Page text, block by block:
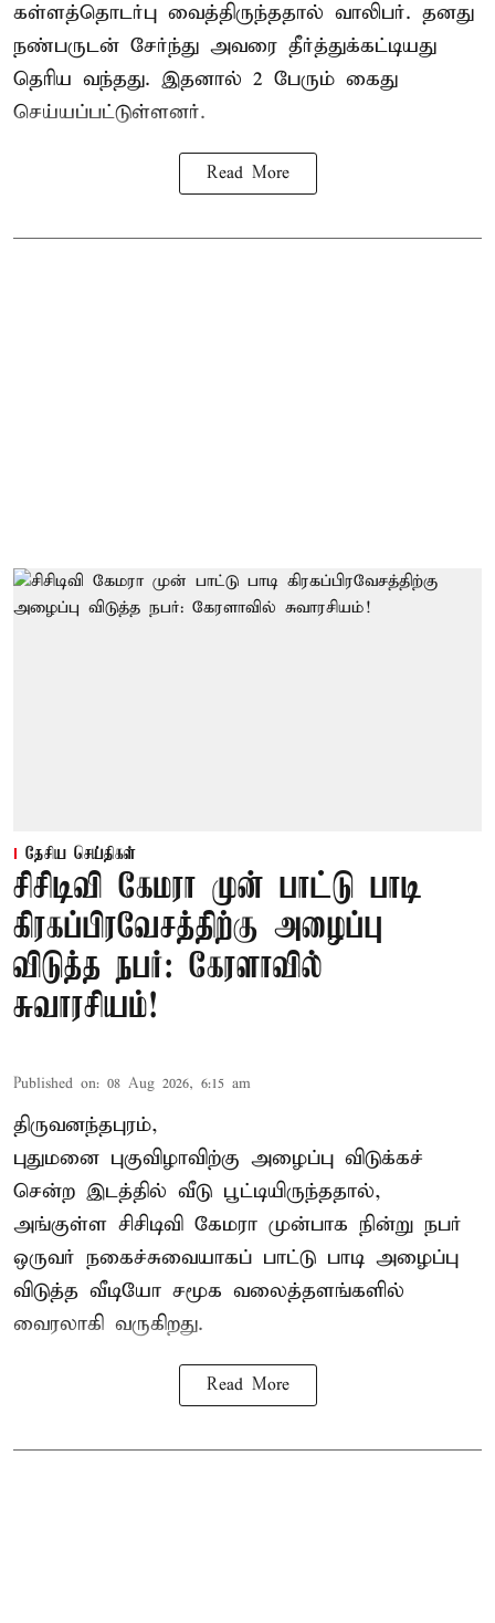
கள்ளத்தொடர்பு வைத்திருந்ததால் வாலிபர். தனது
நண்பருடன் சேர்ந்து அவரை தீர்த்துக்கட்டியது
தெரிய வந்தது. இதனால் 2 பேரும் கைது
செய்யப்பட்டுள்ளனர்.
Read More
தேசிய செய்திகள்
சிசிடிவி கேமரா முன் பாட்டு பாடி
கிரகப்பிரவேசத்திற்கு அழைப்பு
விடுத்த நபர்: கேரளாவில்
சுவாரசியம்!
Published on: 08 Aug 2026, 6:15 am
திருவனந்தபுரம்,
புதுமனை புகுவிழாவிற்கு அழைப்பு விடுக்கச்
சென்ற இடத்தில் வீடு பூட்டியிருந்ததால்,
அங்குள்ள சிசிடிவி கேமரா முன்பாக நின்று நபர்
ஒருவர் நகைச்சுவையாகப் பாட்டு பாடி அழைப்பு
விடுத்த வீடியோ சமூக வலைத்தளங்களில்
வைரலாகி வருகிறது.
Read More